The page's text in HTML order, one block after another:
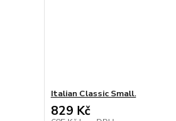
Italian Classic Small.
829 Kč